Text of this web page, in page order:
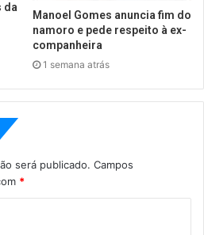
da
Manoel Gomes anuncia fim do
namoro e pede respeito à ex-
companheira
1 semana atrás
será publicado. Campos
*